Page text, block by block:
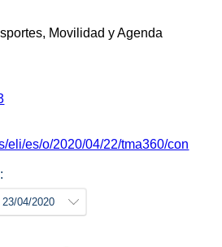
Movilidad y Agenda
eli/es/o/2020/04/22/tma360/con
04/2020